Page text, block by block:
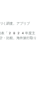
く調査。アプリブ
発表「2024年度主
・比較。海外旅行取り